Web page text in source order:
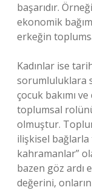
başarıdır.
ekonomik
erkeğin
Kadınlar ise
sorumluluklara
çocuk bakımı
toplumsal
olmuştur.
ilişkisel bağlarla
kahramanlar”
bazen göz ardı
değerini, onların